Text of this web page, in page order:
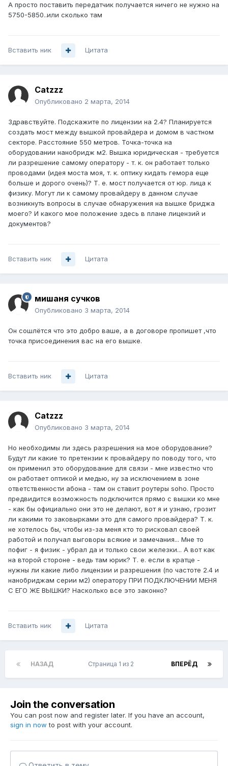
А просто поставить передатчик получается ничего не нужно на
5750-5850..или сколько там
Вставить ник Цитата
Catzzz
Опубликовано 2 марта, 2014
Здравствуйте. Подскажите по лицензии на 2.4? Планируется
создать мост между вышкой провайдера и домом в частном
секторе. Расстояние 550 метров. Точка-точка на
оборудовании нанобридж м2. Вышка юридическая - требуется
ли разрешение самому оператору - т. к. он работает только
проводами (идея моста моя, т. к. оптику кидать гемора еще
больше и дорого очень)? Т. е. мост получается от юр. лица к
физику. Могут ли к самому провайдеру в данном случае
возникнуть вопросы в случае обнаружения на вышке бриджа
моего? И какого мое положение здесь в плане лицензий и
документов?
Вставить ник Цитата
мишаня сучков
Опубликовано 3 марта, 2014
Он сошлётся что это добро ваше, а в договоре пропишет ,что
точка присоединения вас на его вышке.
Вставить ник Цитата
Catzzz
Опубликовано 3 марта, 2014
Но необходимы ли здесь разрешения на мое оборудование?
Будут ли какие то претензии к провайдеру по поводу того, что
он применил это оборудование для связи - мне известно что
он работает оптикой и медью, ну за исключением в зоне
ответственности абона - там он ставит роутеры soho. Просто
предвидится возможность подключится прямо с вышки ко мне
- как бы официально они это не делают, вот я и узнаю, грозит
ли какими то заковырками это для самого провайдера? Т. к.
не хотелось бы, чтобы из-за меня кто то рисковал своей
работой и получал выговоры всякие и замечания... Мне то
пофиг - я физик - убрал да и только свои железки... А вот как
на второй стороне - ведь там юрик? Т. е. если в кратце -
нужны ли какие либо лицензии и разрешения (по частоте 2.4 и
нанобриджам серии м2) оператору ПРИ ПОДКЛЮЧЕНИИ МЕНЯ
С ЕГО ЖЕ ВЫШКИ? Насколько все это законно?
Вставить ник Цитата
НАЗАД ВПЕРЁД
Страница 1 из 2
Join the conversation
You can post now and register later. If you have an account,
sign in now to post with your account.